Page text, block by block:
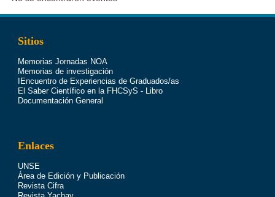
Sitios
Memorias Jornadas NOA
Memorias de investigación
IEncuentro de Experiencias de Graduados/as
El Saber Científico en la FHCSyS - Libro
Documentación General
Enlaces
UNSE
Área de Edición y Publicación
Revista Cifra